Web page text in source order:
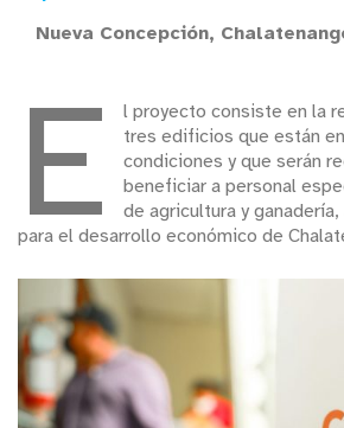
Nueva Concepción,
E
l proyecto consiste en la
tres edificios que están
condiciones y que serán
beneficiar a personal
de agricultura y
para el desarrollo económico de